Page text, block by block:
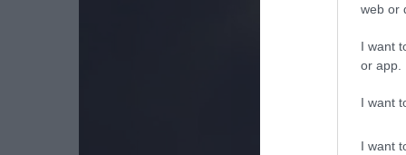
web or
I want
or app.
I want
I want